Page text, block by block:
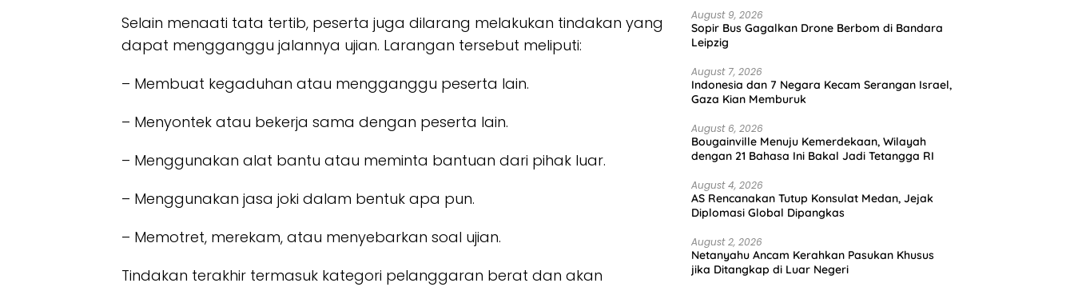
Selain menaati tata tertib, peserta juga dilarang melakukan tindakan yang
dapat mengganggu jalannya ujian. Larangan tersebut meliputi:
– Membuat kegaduhan atau mengganggu peserta lain.
– Menyontek atau bekerja sama dengan peserta lain.
– Menggunakan alat bantu atau meminta bantuan dari pihak luar.
– Menggunakan jasa joki dalam bentuk apa pun.
– Memotret, merekam, atau menyebarkan soal ujian.
Tindakan terakhir termasuk kategori pelanggaran berat dan akan
August 9, 2026
Sopir Bus Gagalkan Drone Berbom di Bandara
Leipzig
August 7, 2026
Indonesia dan 7 Negara Kecam Serangan Israel,
Gaza Kian Memburuk
August 6, 2026
Bougainville Menuju Kemerdekaan, Wilayah
dengan 21 Bahasa Ini Bakal Jadi Tetangga RI
August 4, 2026
AS Rencanakan Tutup Konsulat Medan, Jejak
Diplomasi Global Dipangkas
August 2, 2026
Netanyahu Ancam Kerahkan Pasukan Khusus
jika Ditangkap di Luar Negeri